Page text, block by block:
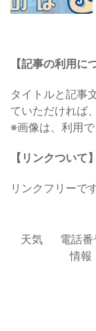
【記事の利用に
タイトルと記事
ていただければ
※画像は、利用
【リンクついて】
リンクフリーです
天気 電話番
情報